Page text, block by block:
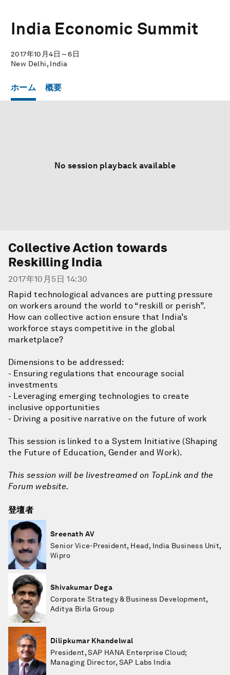
India Economic Summit
2017年10月4日～6日
New Delhi, India
ホーム 概要
No session playback available
Collective Action towards
Reskilling India
2017年10月5日 14:30
Rapid technological advances are putting pressure
on workers around the world to “reskill or perish”.
How can collective action ensure that India’s
workforce stays competitive in the global
marketplace?
Dimensions to be addressed:
- Ensuring regulations that encourage social
investments
- Leveraging emerging technologies to create
inclusive opportunities
- Driving a positive narrative on the future of work
This session is linked to a System Initiative (Shaping
the Future of Education, Gender and Work).
This session will be livestreamed on TopLink and the
Forum website.
登壇者
Sreenath AV
Senior Vice-President, Head, India Business Unit,
Wipro
Shivakumar Dega
Corporate Strategy & Business Development,
Aditya Birla Group
Dilipkumar Khandelwal
President, SAP HANA Enterprise Cloud;
Managing Director, SAP Labs India